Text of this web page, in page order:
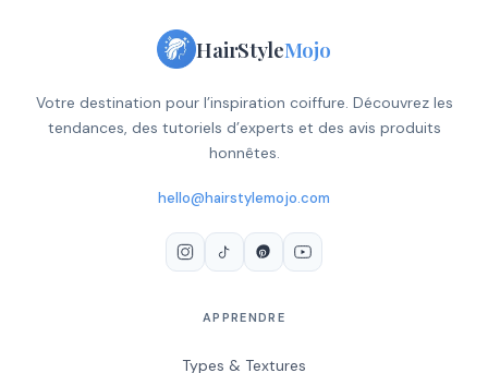
HairStyleMojo
Votre destination pour l’inspiration coiffure. Découvrez les
tendances, des tutoriels d’experts et des avis produits
honnêtes.
hello@hairstylemojo.com
APPRENDRE
Types & Textures